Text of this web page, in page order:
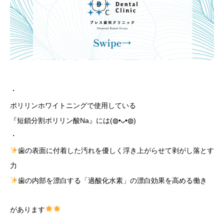
・
ポリリンホワイトニングで使用している
『短鎖分割ポリリン酸Na』には(◍•ᴗ•◍)
・
歯の表面に付着した汚れを優しく浮き上がらせて剥がし落とす
力
歯の内部を漂白する「過酸化水素」の漂白効果を高める働き
があります